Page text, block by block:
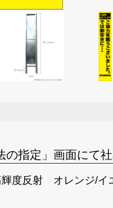
指定」画面にて社
輝度反射 オレンジ/イ